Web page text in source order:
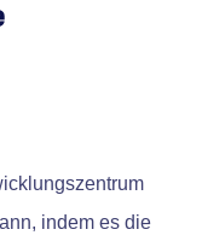
indem es die